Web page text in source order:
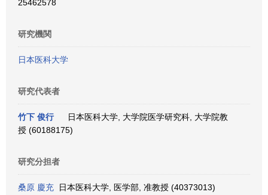
25462578
研究機関
日本医科大学
研究代表者
竹下 俊行
日本医科大学, 大学院医学研究科, 大学院教
授 (60188175)
研究分担者
桑原 慶充 日本医科大学, 医学部, 准教授 (40373013)